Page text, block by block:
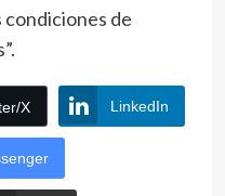
de
X LinkedIn